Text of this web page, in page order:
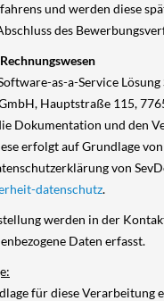
und werden diese
des
as-a-Service Lösung
Hauptstraße 115,
Dokumentation und den
erfolgt auf Grundlage
von
datenschutz.
werden in der
Daten erfasst.
für diese Verarbeitung